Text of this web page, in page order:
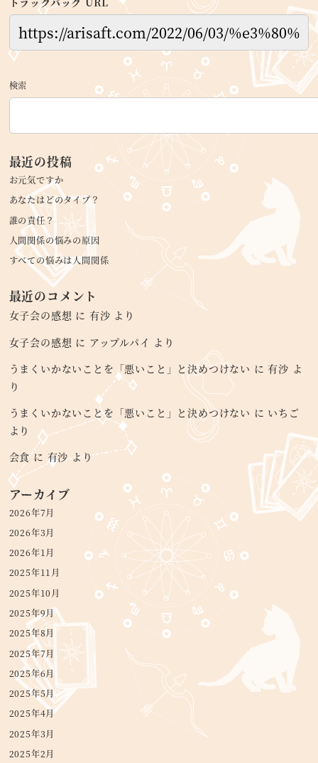
検索
最近の投稿
お元気ですか
あなたはどのタイプ？
誰の責任？
人間関係の悩みの原因
すべての悩みは人間関係
最近のコメント
女子会の感想 に 有沙 より
女子会の感想 に アップルパイ より
うまくいかないことを「悪いこと」と決めつけない に有沙 よ
り
うまくいかないことを「悪いこと」と決めつけない に いちご
より
会食に 有沙より
アーカイブ
2026年7月
2026年3月
2026年1月
2025年11月
2025年10月
2025年9月
2025年8月
2025年7月
2025年6月
2025年5月
2025年4月
2025年3月
2025年2月